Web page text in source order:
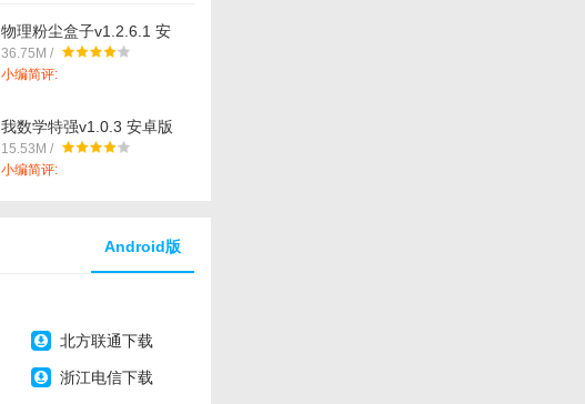
物理粉尘盒子v1.2.6.1 安
卓版_中文安卓app手机软
件下载
36.75M /
小编简评:
我数学特强v1.0.3 安卓版
_中文安卓app手机软件下
载
15.53M /
小编简评:
Android版
北方联通下载
浙江电信下载